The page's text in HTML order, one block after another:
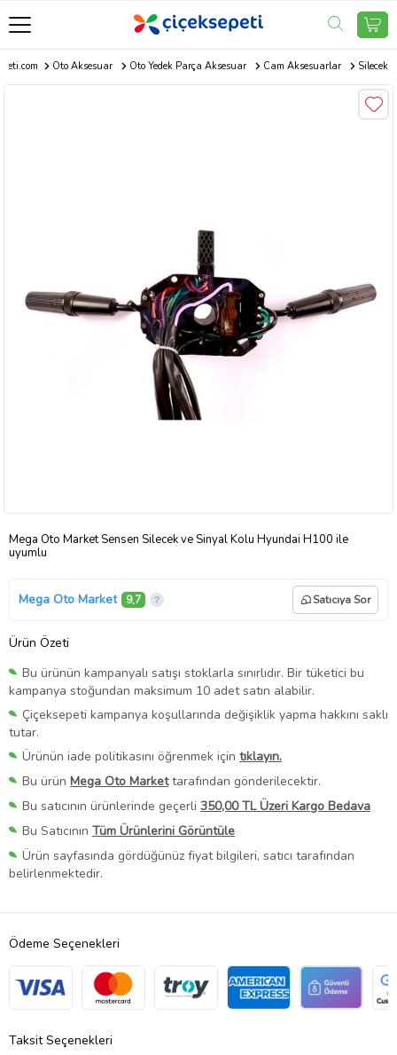
Oto Aksesuar Oto Yedek Parça Aksesuar Cam Aksesuarlar Silecek
Mega Oto Market Sensen Silecek ve Sinyal Kolu Hyundai H100 ile
uyumlu
Mega Oto Market 9,7 Satıcıya Sor
Ürün Özeti
Bu ürünün kampanyalı satışı stoklarla sınırlıdır. Bir tüketici bu
kampanya stoğundan maksimum 10 adet satın alabilir.
Çiçeksepeti kampanya koşullarında değişiklik yapma hakkını saklı
tutar.
Ürünün iade politikasını öğrenmek için tıklayın.
Bu ürün Mega Oto Markettarafından gönderilecektir.
Bu satıcının ürünlerinde geçerli 350,00 TL Üzeri Kargo Bedava
Bu Satıcının Tüm Ürünlerini Görüntüle
Ürün sayfasında gördüğünüz fiyat bilgileri, satıcı tarafından
belirlenmektedir.
Ödeme Seçenekleri
Taksit Seçenekleri